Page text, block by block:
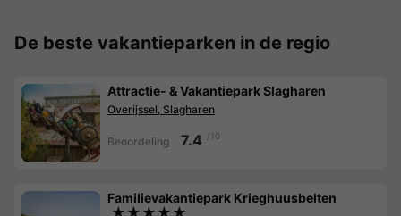
De beste vakantieparken in de regio
Attractie- & Vakantiepark Slagharen
Overijssel, Slagharen
Beoordeling 7.4 /10
Familievakantiepark Krieghuusbelten
★★★★★